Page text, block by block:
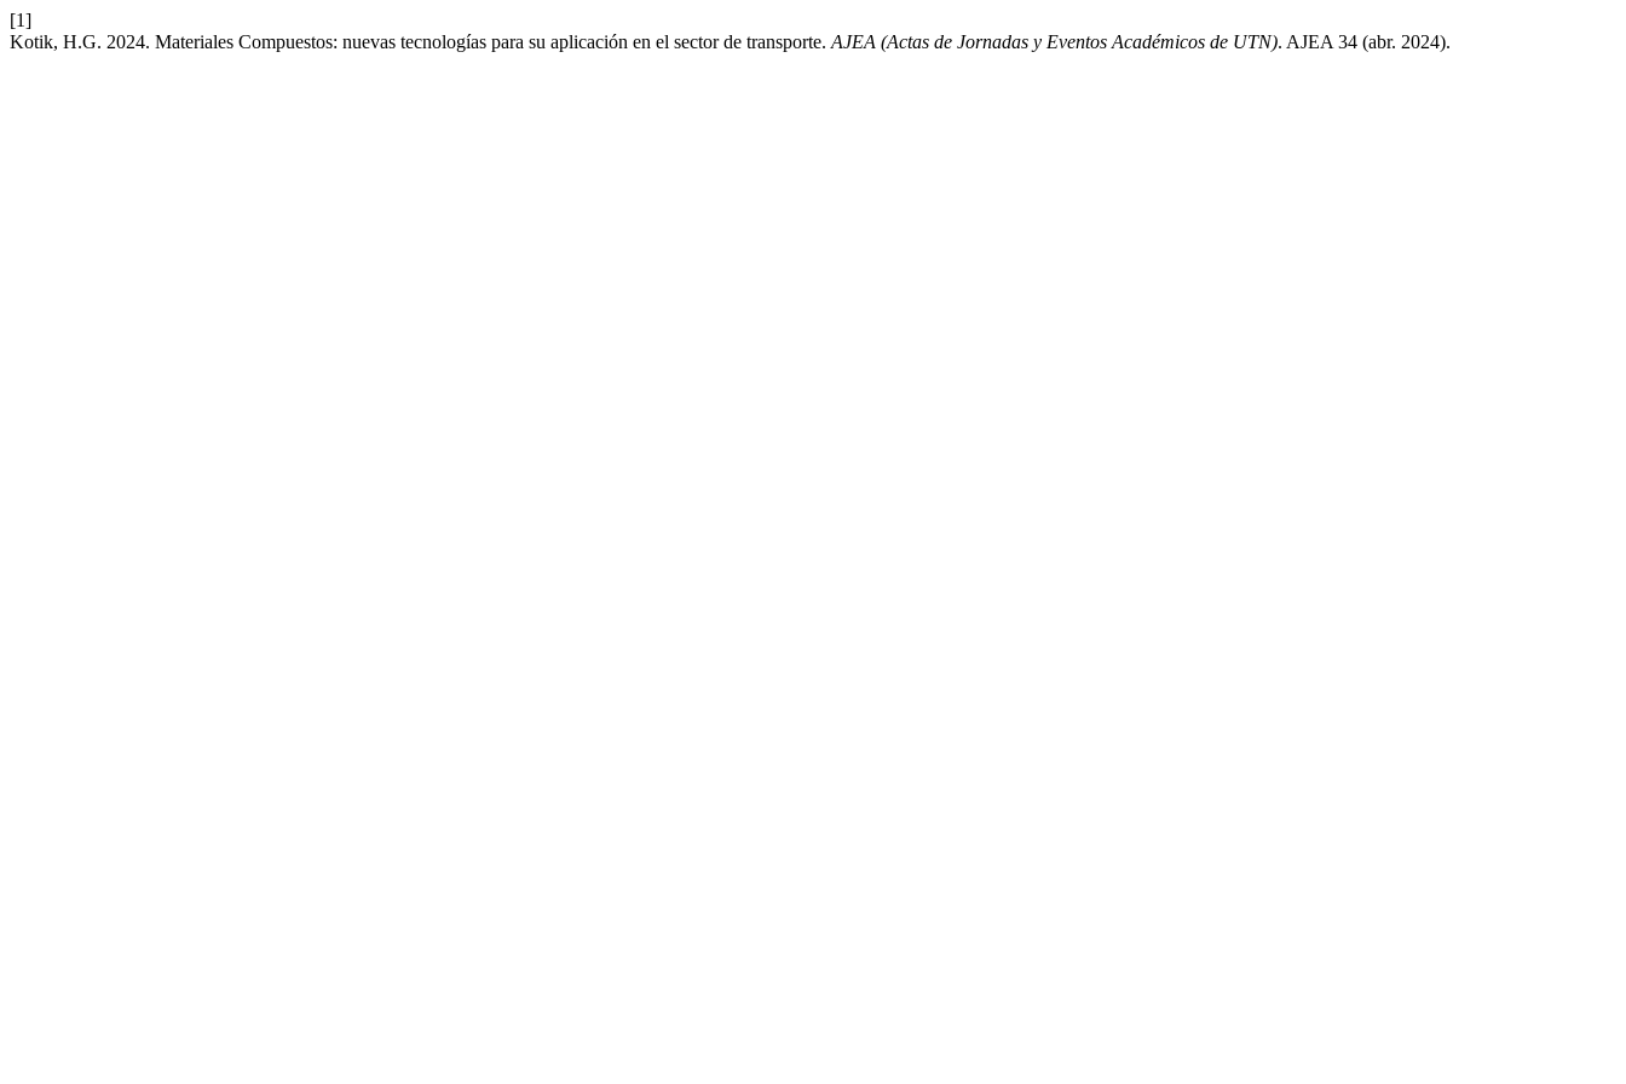
[1]
Kotik, H.G. 2024. Materiales Compuestos: nuevas tecnologías para su aplicación en el sector de transporte. AJEA (Actas de Jornadas y Eventos Académicos de UTN). AJEA 34 (abr. 2024).